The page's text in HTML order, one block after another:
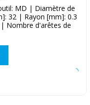
MD | Diamètre de
32 | Rayon [mm]: 0.3
Nombre d'arêtes de